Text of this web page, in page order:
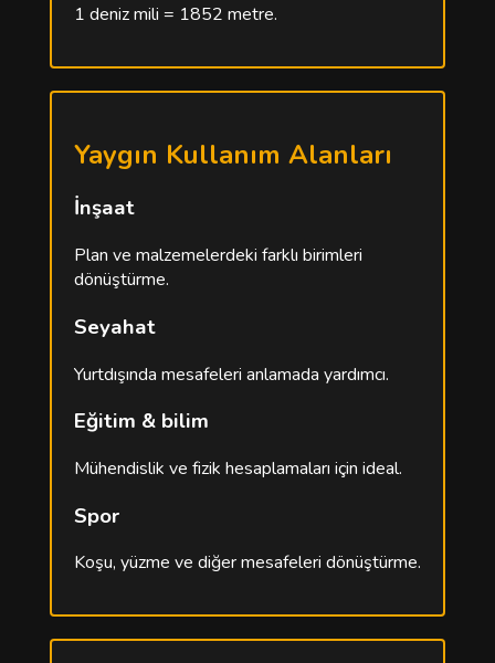
1 deniz mili = 1852 metre.
Yaygın Kullanım Alanları
İnşaat
Plan ve malzemelerdeki farklı birimleri
dönüştürme.
Seyahat
Yurtdışında mesafeleri anlamada yardımcı.
Eğitim & bilim
Mühendislik ve fizik hesaplamaları için ideal.
Spor
Koşu, yüzme ve diğer mesafeleri dönüştürme.